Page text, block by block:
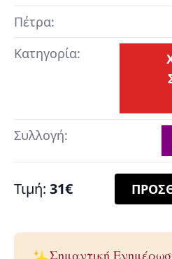
Πέτρα:
Κατηγορία:
Συλλογή:
Τιμή: 31€
Σημαντική